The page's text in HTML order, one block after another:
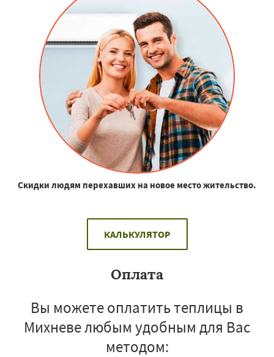
Скидки людям перехавших на новое место жительство.
КАЛЬКУЛЯТОР
Оплата
Вы можете оплатить теплицы в
Михневе любым удобным для Вас
методом: